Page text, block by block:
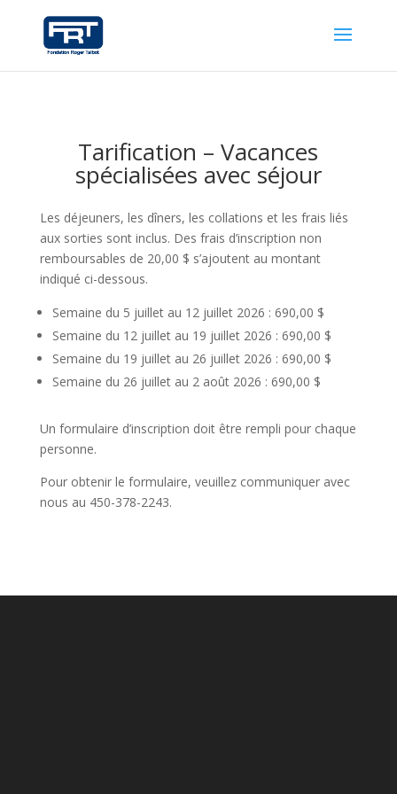
Tarification – Vacances
spécialisées avec séjour
Les déjeuners, les dîners, les collations et les frais liés
aux sorties sont inclus. Des frais d’inscription non
remboursables de 20,00 $ s’ajoutent au montant
indiqué ci-dessous.
Semaine du 5 juillet au 12 juillet 2026 : 690,00 $
Semaine du 12 juillet au 19 juillet 2026 : 690,00 $
Semaine du 19 juillet au 26 juillet 2026 : 690,00 $
Semaine du 26 juillet au 2 août 2026 : 690,00 $
Un formulaire d’inscription doit être rempli pour chaque
personne.
Pour obtenir le formulaire, veuillez communiquer avec
nous au 450-378-2243.